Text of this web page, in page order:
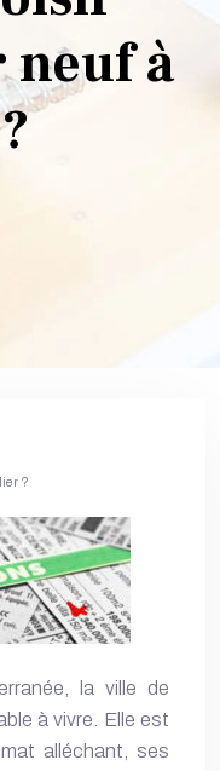
à
?
la ville de
à vivre. Elle est
alléchant, ses